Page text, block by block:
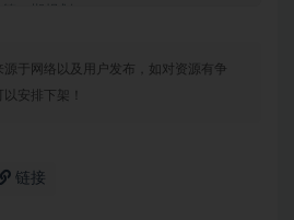
第二期规划.mp4  2.55G
一期 加餐一 作业答疑（二）.mp4
一期 加餐二 作业答疑（二）.mp4
一期 第三节：REST API 服务端设计
源于网络以及用户发布，如对资源有争
安排下架！
链接